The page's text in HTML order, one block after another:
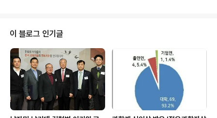
rnt Schiele) 막스플랑크정보과학연구소 (Max-Planck
Institute for Informatics) 소장, 이석한 한림원 학술담
당부원장, 이성환 고려대 교수, 쥴리오 토노니(Giulio Ton
oni) 위스콘신-매디슨 대학교(University of Wisconsi
n-M..
이 블로그 인기글